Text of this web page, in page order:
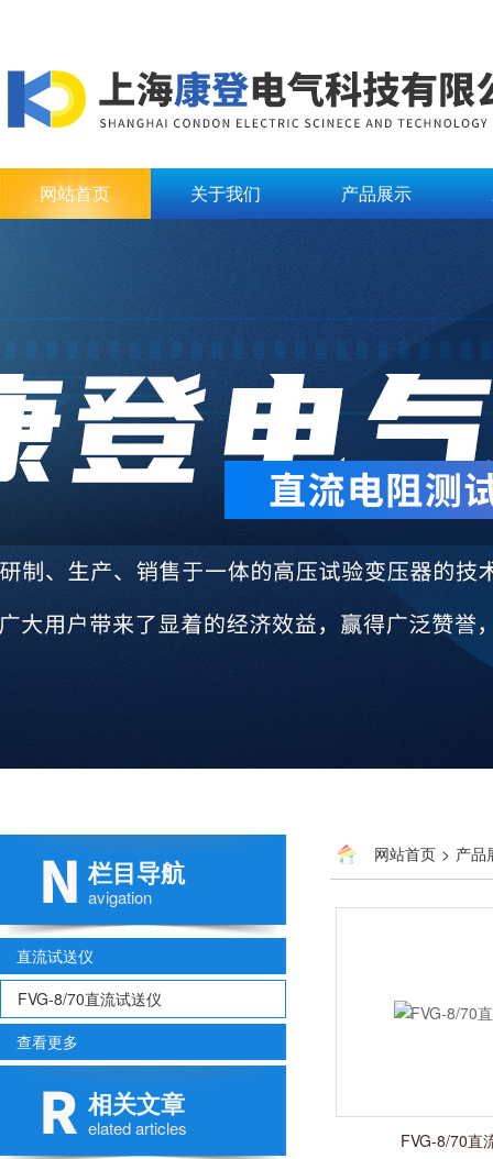
网站首页 关于我们 产品展示
栏目导航
avigation
直流试送仪
FVG-8/70直流试送仪
查看更多
相关文章
elated articles
网站首页 > 产品
FVG-8/70直